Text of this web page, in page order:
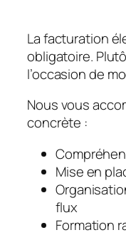
La facturation
obligatoire.
l’occasion de
Nous vous
concrète :
Mise en
flux
Formation